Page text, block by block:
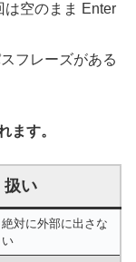
は空のまま Enter
フレーズがある
ます。
扱い
絶対に外部に出さな
い